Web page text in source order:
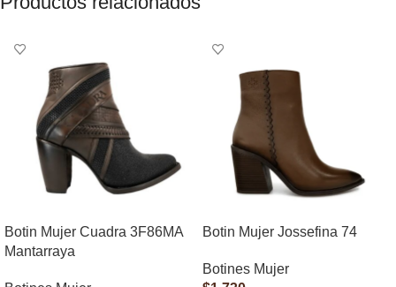
Botin Mujer Cuadra 3F86MA
Mantarraya
Botin Mujer Jossefina 74
Botines Mujer